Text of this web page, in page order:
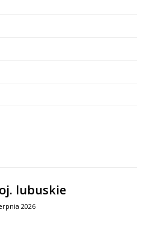
lubuskie
2026